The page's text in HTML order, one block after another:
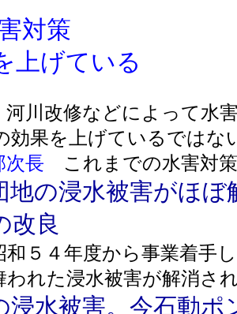
対策
げている
川改修などによって水
効果を上げているではな
次長 これまでの水害対
の浸水被害がほぼ
改良
５４年度から事業着手
われた浸水被害が解消さ
水被害。今石動ポ